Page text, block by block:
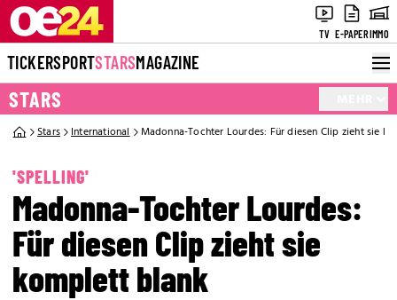
TV E-PAPERIMMO
TICKERSPORTSTARSMAGAZINE
STARS
Stars International Madonna-Tochter Lourdes: Für diesen Clip zieht sie
'SPELLING'
Madonna-Tochter Lourdes:
Für diesen Clip zieht sie
komplett blank